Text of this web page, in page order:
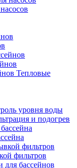
Тепловые
уровня воды
и подогрев
фильтров